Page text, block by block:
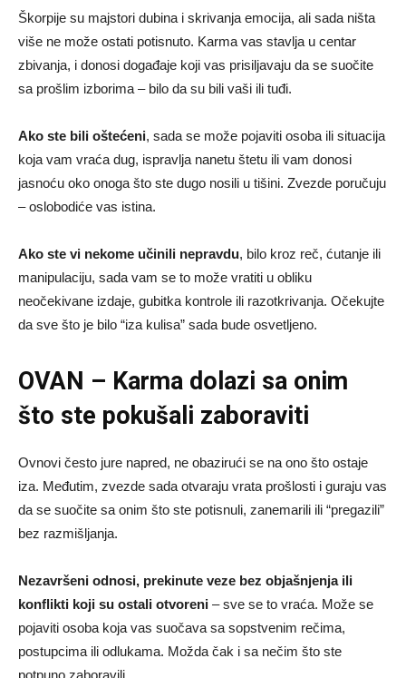
Škorpije su majstori dubina i skrivanja emocija, ali sada ništa
više ne može ostati potisnuto. Karma vas stavlja u centar
zbivanja, i donosi događaje koji vas prisiljavaju da se suočite
sa prošlim izborima – bilo da su bili vaši ili tuđi.
Ako ste bili oštećeni, sada se može pojaviti osoba ili situacija
koja vam vraća dug, ispravlja nanetu štetu ili vam donosi
jasnoću oko onoga što ste dugo nosili u tišini. Zvezde poručuju
– oslobodiće vas istina.
Ako ste vi nekome učinili nepravdu, bilo kroz reč, ćutanje ili
manipulaciju, sada vam se to može vratiti u obliku
neočekivane izdaje, gubitka kontrole ili razotkrivanja. Očekujte
da sve što je bilo “iza kulisa” sada bude osvetljeno.
OVAN – Karma dolazi sa onim
što ste pokušali zaboraviti
Ovnovi često jure napred, ne obazirući se na ono što ostaje
iza. Međutim, zvezde sada otvaraju vrata prošlosti i guraju vas
da se suočite sa onim što ste potisnuli, zanemarili ili “pregazili”
bez razmišljanja.
Nezavršeni odnosi, prekinute veze bez objašnjenja ili
konflikti koji su ostali otvoreni – sve se to vraća. Može se
pojaviti osoba koja vas suočava sa sopstvenim rečima,
postupcima ili odlukama. Možda čak i sa nečim što ste
potpuno zaboravili.